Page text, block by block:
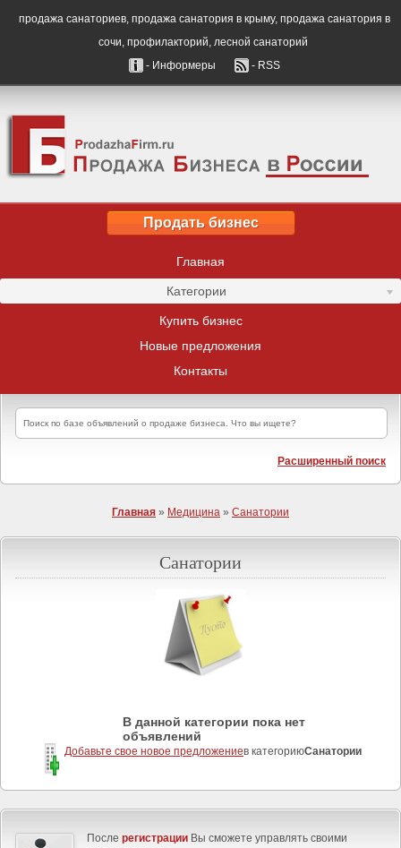
продажа санаториев, продажа санатория в крыму, продажа санатория в
сочи, профилакторий, лесной санаторий
- Информеры
- RSS
Продать бизнес
Главная
Категории
Купить бизнес
Новые предложения
Контакты
Расширенный поиск
Главная » Медицина » Санатории
Санатории
В данной категории пока нет
объявлений
Добавьте свое новое предложениев категориюСанатории
После регистрации Вы сможете управлять своими